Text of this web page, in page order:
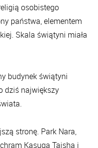
osobistego
państwa, elementem
Skala świątyni miała
budynek świątyni
dziś największy
stronę. Park Nara,
Kasuga Taisha i